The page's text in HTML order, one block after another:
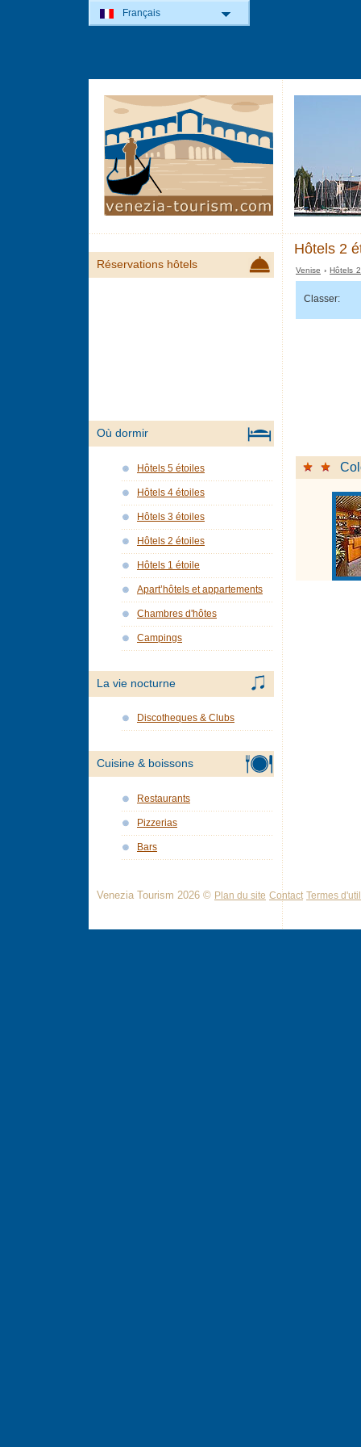
Hôtels 2
Venise ›Hôtels
Classer:
Réservations hôtels
Où dormir
Hôtels 5 étoiles
Hôtels 4 étoiles
Hôtels 3 étoiles
Hôtels 2 étoiles
Hôtels 1 étoile
Apart’hôtels et appartements
Chambres d'hôtes
Campings
La vie nocturne
Discotheques & Clubs
Cuisine & boissons
Restaurants
Pizzerias
Bars
Venezia Tourism 2026 © Plan du site Contact Termes
Français